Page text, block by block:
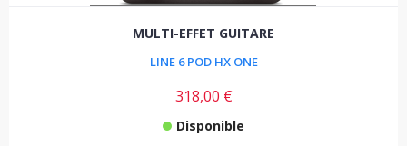
MULTI-EFFET GUITARE
LINE 6 POD HX ONE
318,00 €
Disponible